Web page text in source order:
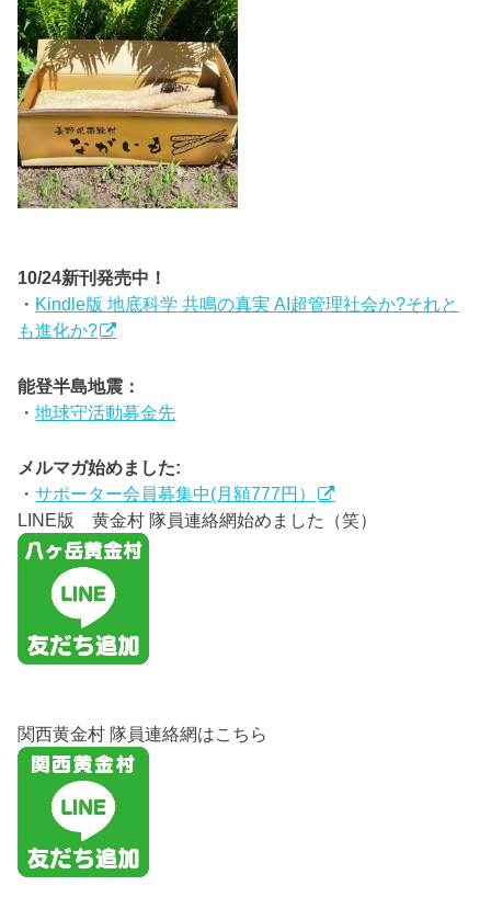
10/24新刊発売中！
・ Kindle版 地底科学 共鳴の真実 AI超管理社会か?それと
も進化か?
能登半島地震：
・地球守活動募金先
メルマガ始めました:
・サポーター会員募集中(月額777円）
LINE版 黄金村 隊員連絡網始めました（笑）
関西黄金村 隊員連絡網はこちら